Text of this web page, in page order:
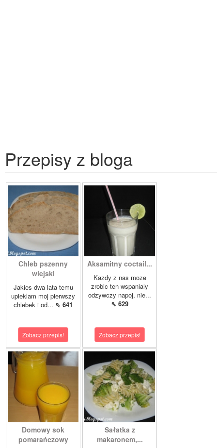
Przepisy z bloga
Chleb pszenny
wiejski
Jakies dwa lata temu
upieklam moj pierwszy
chlebek i od... ⇖ 641
Zobacz przepis!
Aksamitny coctail...
Kazdy z nas moze
zrobic ten wspanialy
odzywczy napoj, nie...
⇖ 629
Zobacz przepis!
Domowy sok
pomarańczowy
Sałatka z
makaronem,...